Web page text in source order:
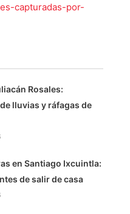
capturadas-por-
Rosales:
lluvias y ráfagas de
en Santiago Ixcuintla:
de salir de casa